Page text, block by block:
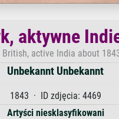
aktywne
British, active India about
Unbekannt Unbekannt
1843 · ID zdjęcia: 4469
Artyści niesklasyfikowani